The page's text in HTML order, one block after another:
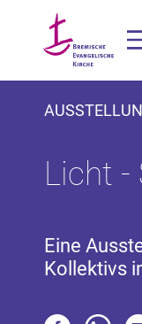
Licht -
Eine
Kollektivs